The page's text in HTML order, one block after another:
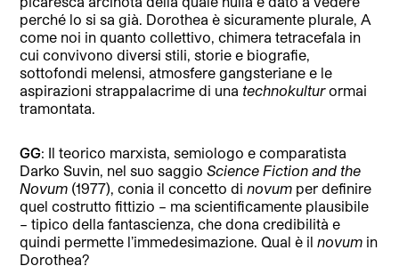
perché lo si sa già. Dorothea è sicuramente plurale, A
come noi in quanto collettivo, chimera tetracefala in
cui convivono diversi stili, storie e biografie,
sottofondi melensi, atmosfere gangsteriane e le
aspirazioni strappalacrime di una technokulturormai
tramontata.
GG: Il teorico marxista, semiologo e comparatista
Darko Suvin, nel suo saggioScience Fiction and the
Novum (1977), conia il concetto dinovum per definire
quel costrutto fittizio – ma scientificamente plausibile
– tipico della fantascienza, che dona credibilità e
quindi permette l’immedesimazione. Qual è ilnovum in
Dorothea?